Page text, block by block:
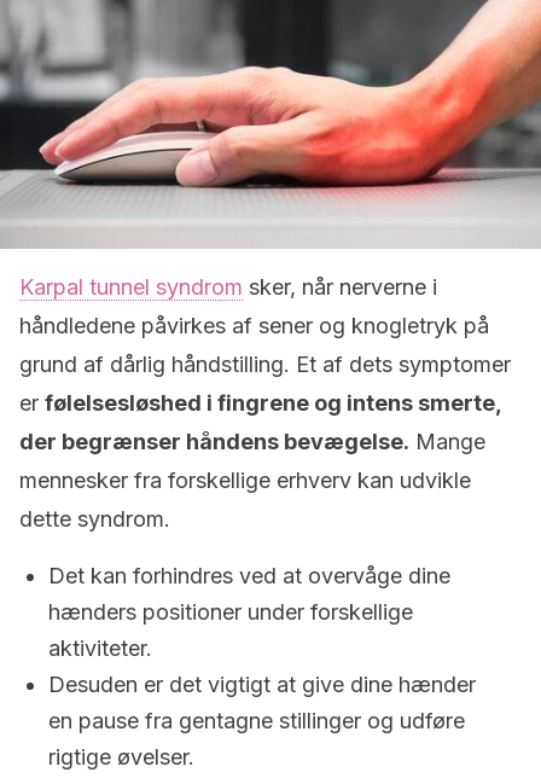
Karpal tunnel syndrom sker, når nerverne i
håndledene påvirkes af sener og knogletryk på
grund af dårlig håndstilling. Et af dets symptomer
er følelsesløshed i fingrene og intens smerte,
der begrænser håndens bevægelse. Mange
mennesker fra forskellige erhverv kan udvikle
dette syndrom.
Det kan forhindres ved at overvåge dine
hænders positioner under forskellige
aktiviteter.
Desuden er det vigtigt at give dine hænder
en pause fra gentagne stillinger og udføre
rigtige øvelser.